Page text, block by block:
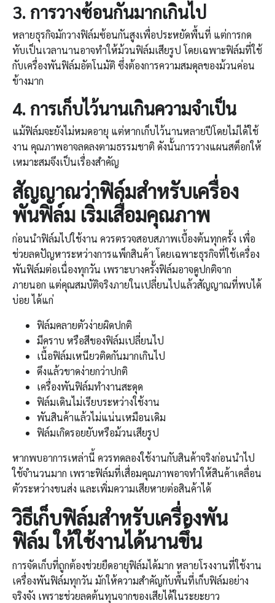
3. การวางซ้อนกันมากเกินไป
หลายธุรกิจมักวางฟิล์มซ้อนกันสูงเพื่อประหยัดพื้นที่ แต่การกด
ทับเป็นเวลานานอาจทำให้ม้วนฟิล์มเสียรูป โดยเฉพาะฟิล์มที่ใช้
กับเครื่องพันฟิล์มอัตโนมัติ ซึ่งต้องการความสมดุลของม้วนค่อน
ข้างมาก
4. การเก็บไว้นานเกินความจำเป็น
แม้ฟิล์มจะยังไม่หมดอายุ แต่หากเก็บไว้นานหลายปีโดยไม่ได้ใช้
งาน คุณภาพอาจลดลงตามธรรมชาติ ดังนั้นการวางแผนสต็อกให้
เหมาะสมจึงเป็นเรื่องสำคัญ
สัญญาณว่าฟิล์มสำหรับเครื่อง
พันฟิล์ม เริ่มเสื่อมคุณภาพ
ก่อนนำฟิล์มไปใช้งาน ควรตรวจสอบสภาพเบื้องต้นทุกครั้ง เพื่อ
ช่วยลดปัญหาระหว่างการแพ็กสินค้า โดยเฉพาะธุรกิจที่ใช้เครื่อง
พันฟิล์มต่อเนื่องทุกวัน เพราะบางครั้งฟิล์มอาจดูปกติจาก
ภายนอก แต่คุณสมบัติจริงภายในเปลี่ยนไปแล้วสัญญาณที่พบได้
บ่อย ได้แก่
ฟิล์มคลายตัวง่ายผิดปกติ
มีคราบ หรือสีของฟิล์มเปลี่ยนไป
เนื้อฟิล์มเหนียวติดกันมากเกินไป
ดึงแล้วขาดง่ายกว่าปกติ
เครื่องพันฟิล์มทำงานสะดุด
ฟิล์มเดินไม่เรียบระหว่างใช้งาน
พันสินค้าแล้วไม่แน่นเหมือนเดิม
ฟิล์มเกิดรอยยับหรือม้วนเสียรูป
หากพบอาการเหล่านี้ ควรทดลองใช้งานกับสินค้าจริงก่อนนำไป
ใช้จำนวนมาก เพราะฟิล์มที่เสื่อมคุณภาพอาจทำให้สินค้าเคลื่อน
ตัวระหว่างขนส่ง และเพิ่มความเสียหายต่อสินค้าได้
วิธีเก็บฟิล์มสำหรับเครื่องพัน
ฟิล์มให้ใช้งานได้นานขึ้น
การจัดเก็บที่ถูกต้องช่วยยืดอายุฟิล์มได้มาก หลายโรงงานที่ใช้งาน
เครื่องพันฟิล์มทุกวัน มักให้ความสำคัญกับพื้นที่เก็บฟิล์มอย่าง
จริงจัง เพราะช่วยลดต้นทุนจากของเสียได้ในระยะยาว